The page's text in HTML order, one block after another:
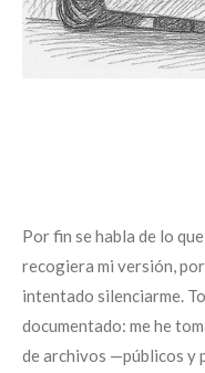
Por fin se habla de lo
recogiera mi versión,
intentado silenciarme.
documentado: me he
de archivos —públicos y